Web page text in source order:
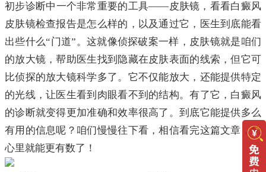
初步诊断中一个非常重要的工具——皮肤镜，看看白癜风
皮肤镜检查报告是怎么样的，以及通过它，医生到底能看
出些什么“门道”。这就像侦探破案一样，皮肤镜就是咱们
的放大镜，帮助医生找到隐藏在皮肤表面的线索，但它可
比侦探的放大镜科学多了。它不仅能放大，还能提供特定
的光线，让医生看到肉眼看不到的结构。有了它，白癜风
的诊断就变得更加准确和效率很高了。到底它能提供多么
有用的信息呢？咱们慢慢往下看，相信看完这篇文章，您
心里就能更有数了！